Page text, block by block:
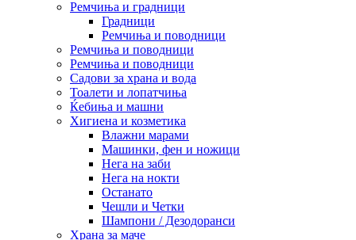
Ремчиња и градници
Градници
Ремчиња и поводници
Ремчиња и поводници
Ремчиња и поводници
Садови за храна и вода
Тоалети и лопатчиња
Ќебиња и машни
Хигиена и козметика
Влажни марами
Машинки, фен и ножици
Нега на заби
Нега на нокти
Останато
Чешли и Четки
Шампони / Дезодоранси
Храна за маче